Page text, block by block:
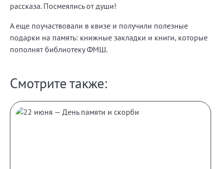
рассказа. Посмеялись от души!
А еще поучаствовали в квизе и получили полезные
подарки на память: книжные закладки и книги, которые
пополнят библиотеку ФМШ.
Смотрите также: